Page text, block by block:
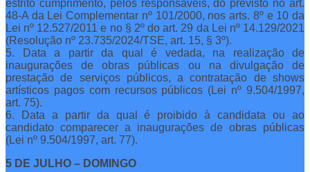
estrito cumprimento, pelos responsáveis, do previsto no art.
48-A da Lei Complementar nº 101/2000, nos arts. 8º e 10 da
Lei nº 12.527/2011 e no § 2º do art. 29 da Lei nº 14.129/2021
(Resolução nº 23.735/2024/TSE, art. 15, § 3º).
5. Data a partir da qual é vedada, na realização de
inaugurações de obras públicas ou na divulgação de
prestação de serviços públicos, a contratação de shows
artísticos pagos com recursos públicos (Lei nº 9.504/1997,
art. 75).
6. Data a partir da qual é proibido à candidata ou ao
candidato comparecer a inaugurações de obras públicas
(Lei nº 9.504/1997, art. 77).
5 DE JULHO – DOMINGO